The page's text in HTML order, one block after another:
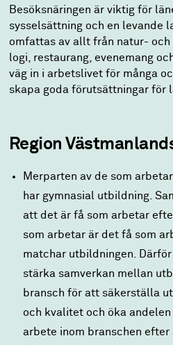
Besöksnäringen är viktig för
sysselsättning och en levande
omfattas av allt från natur-
logi, restaurang, evenemang
väg in i arbetslivet för många
skapa goda förutsättningar för
Region
Merparten av de som
har gymnasial utbildning.
att det är få som arbetar
som arbetar är det få som
matchar utbildningen.
stärka samverkan mellan
bransch för att säkerställa
och kvalitet och öka
arbete inom branschen